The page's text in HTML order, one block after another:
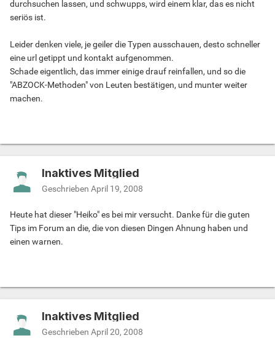
durchsuchen lassen, und schwupps, wird einem klar, das es nicht
seriös ist.
Leider denken viele, je geiler die Typen ausschauen, desto schneller
eine url getippt und kontakt aufgenommen.
Schade eigentlich, das immer einige drauf reinfallen, und so die
"ABZOCK-Methoden" von Leuten bestätigen, und munter weiter
machen.
Inaktives Mitglied
Geschrieben April 19, 2008
Heute hat dieser "Heiko" es bei mir versucht. Danke für die guten
Tips im Forum an die, die von diesen Dingen Ahnung haben und
einen warnen.
Inaktives Mitglied
Geschrieben April 20, 2008